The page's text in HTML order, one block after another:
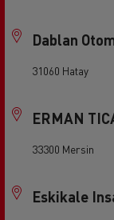
Dablan
31060 Hatay
ERMAN
33300 Mersin
Eskikale